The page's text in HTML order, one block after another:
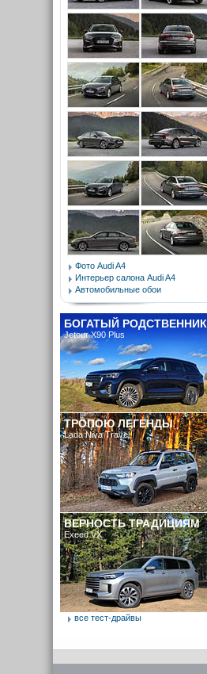
Фото Audi A4
Интерьер салона Audi A4
Автомобильные обои
БОГАТЫЙ РОДСТВЕННИК
Jetour X90 Plus
ТРОПОЮ ЛЕГЕНДЫ
Lada Niva Travel
ВЕРНОСТЬ ТРАДИЦИЯМ
Exeed VX
все тест-драйвы